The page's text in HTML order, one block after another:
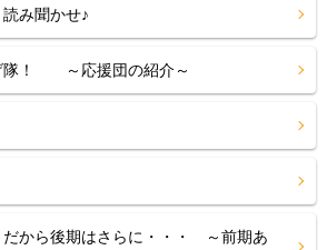
み聞かせ♪
隊！ ～応援団の紹介～
だから後期はさらに・・・ ～前期あ